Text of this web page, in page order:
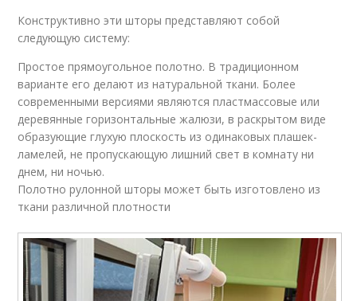
Конструктивно эти шторы представляют собой
следующую систему:
Простое прямоугольное полотно. В традиционном
варианте его делают из натуральной ткани. Более
современными версиями являются пластмассовые или
деревянные горизонтальные жалюзи, в раскрытом виде
образующие глухую плоскость из одинаковых плашек-
ламелей, не пропускающую лишний свет в комнату ни
днем, ни ночью.
Полотно рулонной шторы может быть изготовлено из
ткани различной плотности